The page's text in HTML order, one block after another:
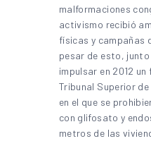
malformaciones
activismo recibió
físicas y campañas
pesar de esto,
impulsar en 2012
Tribunal Superior
en el que se
con glifosato y
metros de las